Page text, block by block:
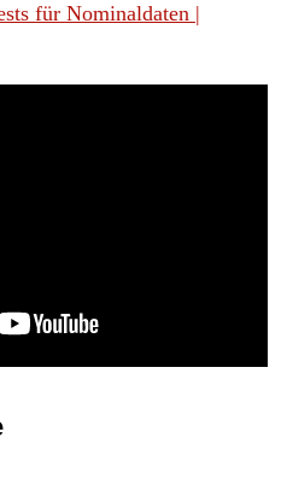
für Nominaldaten |